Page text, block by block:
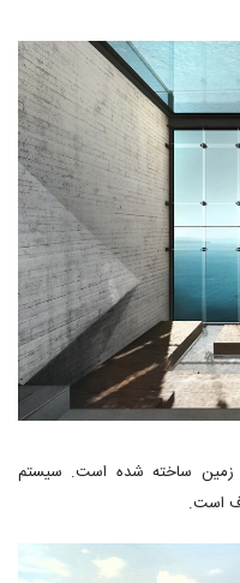
زمین ساخته شده است. سیستم
است.